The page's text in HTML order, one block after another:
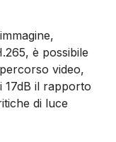
è possibile
video,
17dB il rapporto
di luce